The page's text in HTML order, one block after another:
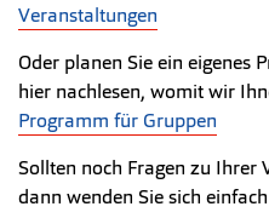
Veranstaltungen
Oder planen Sie ein eigenes
hier nachlesen, womit wir
Programm für Gruppen
Sollten noch Fragen zu Ihrer
dann wenden Sie sich